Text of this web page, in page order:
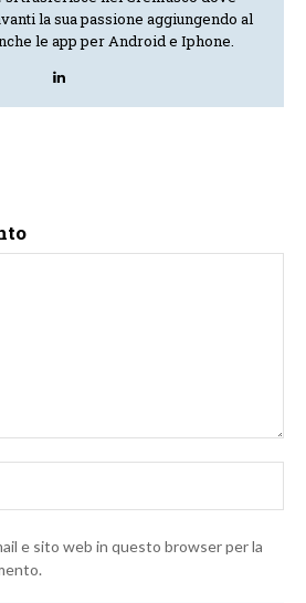
la sua passione aggiungendo al
le app per Android e Iphone.
e sito web in questo browser per la